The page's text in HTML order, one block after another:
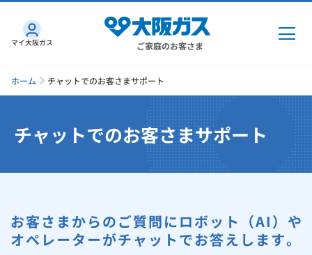
ご家庭のお客さま
ガス・電気
ガス
インターネットトップ
機器・修理
マイ大阪ガス
ホーム チャットでのお客さまサポート
チャットでのお客さまサポート
お客さまからのご質問にロボット（AI）や
オペレーターがチャットでお答えします。